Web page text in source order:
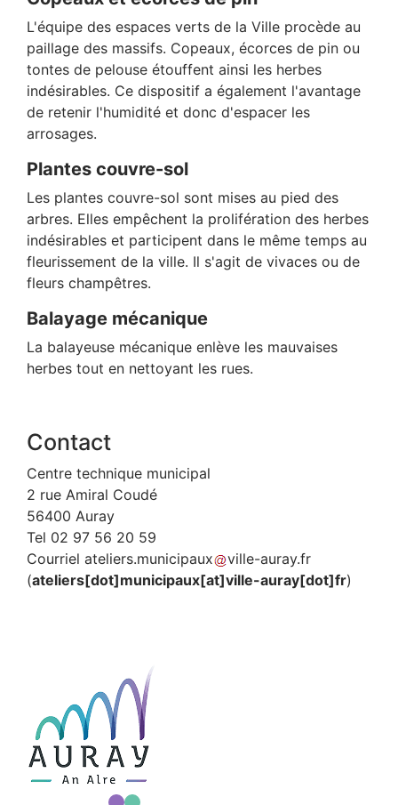
L'équipe des espaces verts de la Ville procède au
paillage des massifs. Copeaux, écorces de pin ou
tontes de pelouse étouffent ainsi les herbes
indésirables. Ce dispositif a également l'avantage
de retenir l'humidité et donc d'espacer les
arrosages.
Plantes couvre-sol
Les plantes couvre-sol sont mises au pied des
arbres. Elles empêchent la prolifération des herbes
indésirables et participent dans le même temps au
fleurissement de la ville. Il s'agit de vivaces ou de
fleurs champêtres.
Balayage mécanique
La balayeuse mécanique enlève les mauvaises
herbes tout en nettoyant les rues.
Contact
Centre technique municipal
2 rue Amiral Coudé
56400 Auray
Tel 02 97 56 20 59
Courriel ateliers.municipaux ville-auray.fr
(ateliers[dot]municipaux[at]ville-auray[dot]fr)